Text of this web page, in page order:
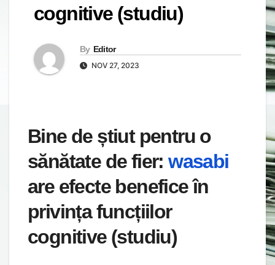
cognitive (studiu)
By Editor
NOV 27, 2023
Bine de știut pentru o
sănătate de fier:wasabi
are efecte benefice în
privința funcțiilor
cognitive (studiu)